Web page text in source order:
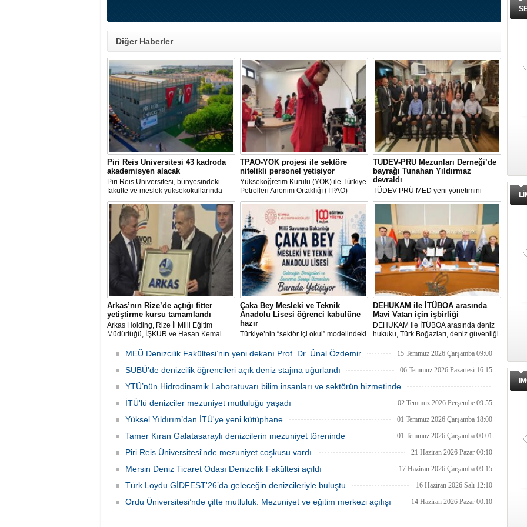
Diğer Haberler
Piri Reis Üniversitesi 43 kadroda
akademisyen alacak
Piri Reis Üniversitesi, bünyesindeki
fakülte ve meslek yüksekokullarında
görevlendirilmek üzere toplam 43
akademisyen alımı yapacağını duyurdu.
Başvurular 10 Ağustos 2026 tarihine
kadar devam edecek.
TPAO-YÖK projesi ile sektöre
nitelikli personel yetişiyor
Yükseköğretim Kurulu (YÖK) ile Türkiye
Petrolleri Anonim Ortaklığı (TPAO)
arasında imzalanan protokolle hayata
geçirilen "Açık Deniz Teknolojisi"
programları sektöre nitelikli personel
yetiştiriyor.
TÜDEV-PRÜ Mezunları Derneği’de
bayrağı Tunahan Yıldırmaz
devraldı
TÜDEV-PRÜ MED yeni yönetimini
belirlemek amacıyla gerçekleştirilen
Olağanüstü Genel Kurul’un ardından
dernekte görev değişimi yaşandı. Genel
kurulda alınan karar doğrultusunda
dernek başkanlığı görevini yürüten
Gürbüz Can, görevini Tunahan
Yıldırmaz’a devretti.
Arkas’nın Rize’de açtığı fitter
yetiştirme kursu tamamlandı
Arkas Holding, Rize İl Milli Eğitim
Müdürlüğü, İŞKUR ve Hasan Kemal
Tamir Ustası (Fitter) Yetiştirme Kursu’
tamamlayıp sınavı geçecek adaylar
alacak.
Çaka Bey Mesleki ve Teknik
Anadolu Lisesi öğrenci kabulüne
hazır
Türkiye’nin “sektör içi okul” modelindeki
Bakanlığı Çaka Bey Mesleki ve Teknik
etmeye hazırlanıyor.
DEHUKAM ile İTÜBOA arasında
Mavi Vatan için işbirliği
DEHUKAM ile İTÜBOA arasında deniz
hukuku, Türk Boğazları, deniz güvenliği
araştırmalar yapmak üzere iş birliği
MEÜ Denizcilik Fakültesi’nin yeni dekanı Prof. Dr. Ünal Özdemir 15 Temmuz 2026 Çarşamba 09:00
SUBÜ’de denizcilik öğrencileri açık deniz stajına uğurlandı 06 Temmuz 2026 Pazartesi 16:15
YTÜ’nün Hidrodinamik Laboratuvarı bilim insanları ve sektörün hizmetinde
02 Temmuz 2026 Perşembe 16:30
İTÜ'lü denizciler mezuniyet mutluluğu yaşadı 02 Temmuz 2026 Perşembe 09:55
Yüksel Yıldırım’dan İTÜ'ye yeni kütüphane 01 Temmuz 2026 Çarşamba 18:00
Tamer Kıran Galatasaraylı denizcilerin mezuniyet töreninde 01 Temmuz 2026 Çarşamba 00:01
Piri Reis Üniversitesi'nde mezuniyet coşkusu vardı 21 Haziran 2026 Pazar 00:10
Mersin Deniz Ticaret Odası Denizcilik Fakültesi açıldı 17 Haziran 2026 Çarşamba 09:15
Türk Loydu GİDFEST'26’da geleceğin denizcileriyle buluştu 16 Haziran 2026 Salı 12:10
Ordu Üniversitesi’nde çifte mutluluk: Mezuniyet ve eğitim merkezi açılışı 14 Haziran 2026 Pazar 00:10